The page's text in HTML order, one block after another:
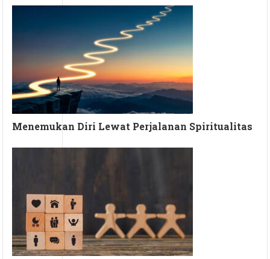
Menemukan Diri Lewat Perjalanan Spiritualitas